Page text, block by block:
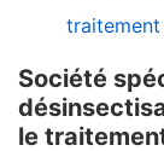
traitement
Société
le